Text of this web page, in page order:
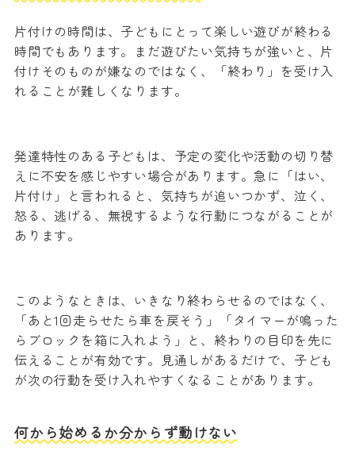
片付けの時間は、子どもにとって楽しい遊びが終わる
時間でもあります。まだ遊びたい気持ちが強いと、片
付けそのものが嫌なのではなく、「終わり」を受け入
れることが難しくなります。
発達特性のある子どもは、予定の変化や活動の切り替
えに不安を感じやすい場合があります。急に「はい、
片付け」と言われると、気持ちが追いつかず、泣く、
怒る、逃げる、無視するような行動につながることが
あります。
このようなときは、いきなり終わらせるのではなく、
「あと1回走らせたら車を戻そう」「タイマーが鳴った
らブロックを箱に入れよう」と、終わりの目印を先に
伝えることが有効です。見通しがあるだけで、子ども
が次の行動を受け入れやすくなることがあります。
何から始めるか分からず動けない